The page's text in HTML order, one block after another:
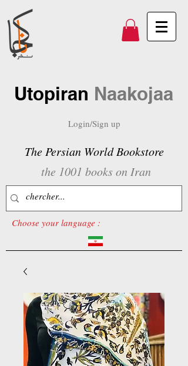
Utopiran Naakojaa
Login/Sign up
The Persian World Bookstore
the 1001 books on Iran
Choose your language :